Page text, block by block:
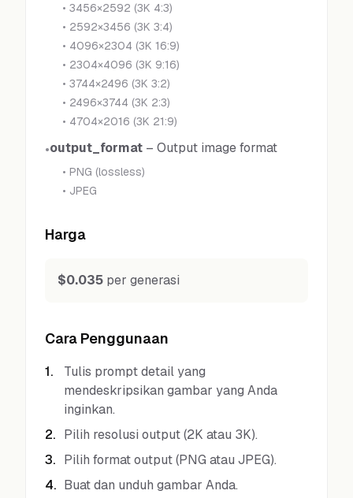
• 3456×2592 (3K 4:3)
• 2592×3456 (3K 3:4)
• 4096×2304 (3K 16:9)
• 2304×4096 (3K 9:16)
• 3744×2496 (3K 3:2)
• 2496×3744 (3K 2:3)
• 4704×2016 (3K 21:9)
•output_format – Output image format
• PNG (lossless)
• JPEG
Harga
$0.035 per generasi
Cara Penggunaan
1.
Tulis prompt detail yang
mendeskripsikan gambar yang Anda
inginkan.
2. Pilih resolusi output (2K atau 3K).
3. Pilih format output (PNG atau JPEG).
4. Buat dan unduh gambar Anda.